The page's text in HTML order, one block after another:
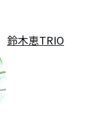
鈴木恵TRIO